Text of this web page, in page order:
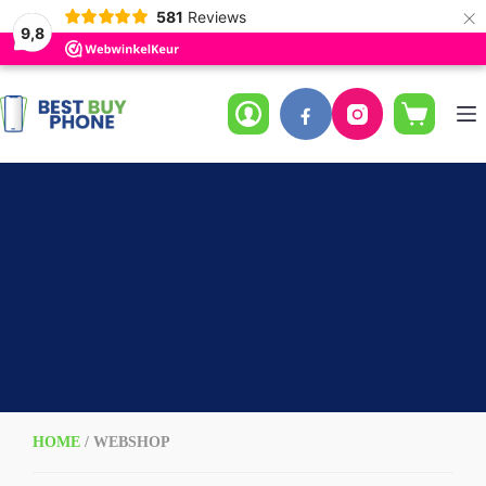
9,8
581 Reviews ×
Ga
naar
de
inhoud
HOME / WEBSHOP